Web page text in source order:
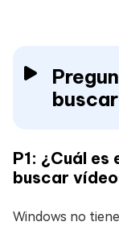
P1: ¿Cuál
buscar
Windows no